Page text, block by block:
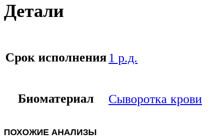
Детали
Срок исполнения 1 р.д.
Биоматериал Сыворотка крови
ПОХОЖИЕ АНАЛИЗЫ